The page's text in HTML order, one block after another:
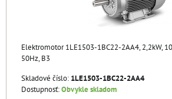
Elektromotor 1LE1503-1BC22-2AA4, 2,2kW,
50Hz, B3
Skladové číslo: 1LE1503-1BC22-2AA4
Dostupnosť:Obvykle skladom